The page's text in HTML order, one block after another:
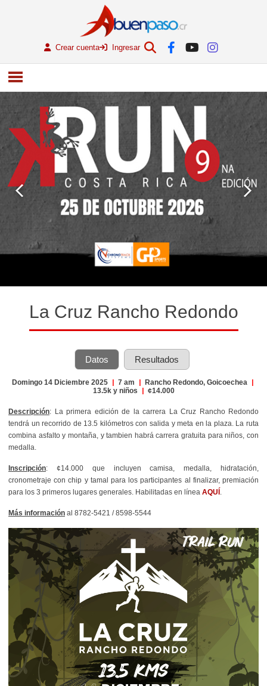
Crear cuenta Ingresar
La Cruz Rancho Redondo
Datos Resultados
Domingo 14 Diciembre 2025 | 7 am | Rancho Redondo, Goicoechea
|
13.5k y niños
| ¢14.000
Descripción: La primera edición de la carrera La Cruz Rancho Redondo
tendrá un recorrido de 13.5 kilómetros con salida y meta en la plaza. La ruta
combina asfalto y montaña, y tambien habrá carrera gratuita para niños, con
medalla.
Inscripción: ¢14.000 que incluyen camisa, medalla, hidratación,
cronometraje con chip y tamal para los participantes al finalizar, premiación
para los 3 primeros lugares generales. Habilitadas en línea AQUÍ
Más información al 8782-5421 / 8598-5544